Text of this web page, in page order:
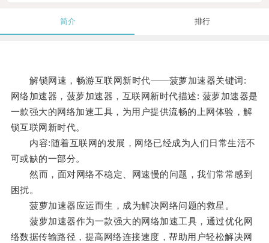
简介 排行
解锁网速，畅游互联网新时代——菠萝加速器关键词:
网络加速器，菠萝加速器，互联网新时代描述: 菠萝加速器是
一款强大的网络加速工具，为用户提供流畅的上网体验，解
锁互联网新时代。
内容:随着互联网的发展，网络已经成为人们日常生活不
可或缺的一部分。
然而，面对网络不稳定、网速慢的问题，我们常常感到
困扰。
菠萝加速器应运而生，成为解决网络问题的救星。
菠萝加速器作为一款强大的网络加速工具，通过优化网
络数据传输路径，提高网络连接速度，帮助用户轻松解决网